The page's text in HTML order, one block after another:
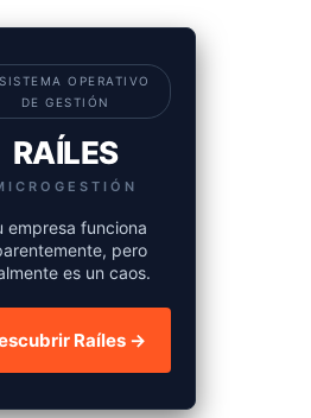
SISTEMA OPERATIVO
DE GESTIÓN
RAÍLES
empresa funciona
pero
es un caos.
Raíles →